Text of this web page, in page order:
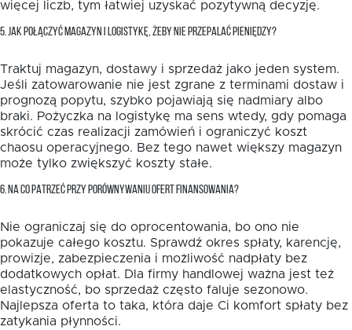
więcej liczb, tym łatwiej uzyskać pozytywną decyzję.
5. JAK POŁĄCZYĆ MAGAZYN I LOGISTYKĘ, ŻEBY NIE PRZEPALAĆ PIENIĘDZY?
Traktuj magazyn, dostawy i sprzedaż jako jeden system.
Jeśli zatowarowanie nie jest zgrane z terminami dostaw i
prognozą popytu, szybko pojawiają się nadmiary albo
braki. Pożyczka na logistykę ma sens wtedy, gdy pomaga
skrócić czas realizacji zamówień i ograniczyć koszt
chaosu operacyjnego. Bez tego nawet większy magazyn
może tylko zwiększyć koszty stałe.
6. NA CO PATRZEĆ PRZY PORÓWNYWANIU OFERT FINANSOWANIA?
Nie ograniczaj się do oprocentowania, bo ono nie
pokazuje całego kosztu. Sprawdź okres spłaty, karencję,
prowizje, zabezpieczenia i możliwość nadpłaty bez
dodatkowych opłat. Dla firmy handlowej ważna jest też
elastyczność, bo sprzedaż często faluje sezonowo.
Najlepsza oferta to taka, która daje Ci komfort spłaty bez
zatykania płynności.